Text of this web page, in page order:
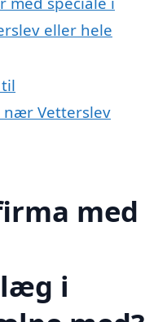
eller hele
Vetterslev
med
i